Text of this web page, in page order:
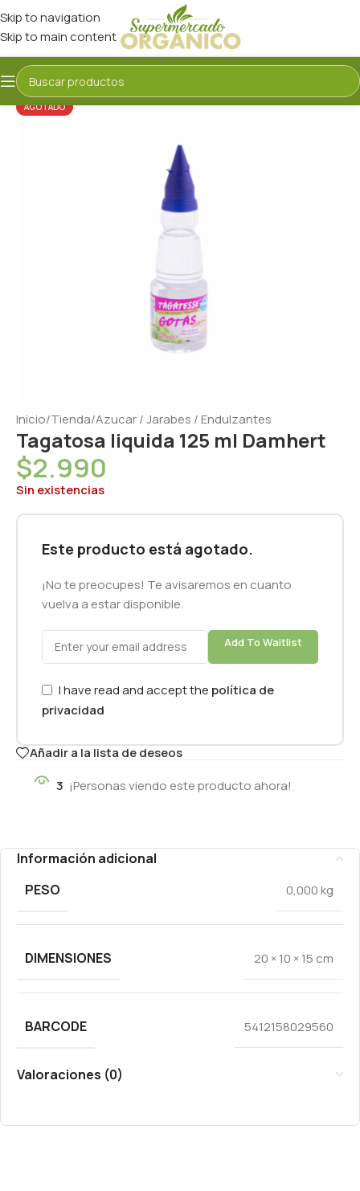
Skip to navigation
Skip to main content
AGOTADO
Inicio/Tienda/Azucar / Jarabes / Endulzantes
Tagatosa liquida 125 ml Damhert
$2.990
Sin existencias
Este producto está agotado.
¡No te preocupes! Te avisaremos en cuanto
vuelva a estar disponible.
Add To Waitlist
I have read and accept the política de
privacidad
Añadir a la lista de deseos
3 ¡Personas viendo este producto ahora!
Información adicional
PESO
0,000 kg
DIMENSIONES 20 × 10 × 15 cm
BARCODE 5412158029560
Valoraciones (0)